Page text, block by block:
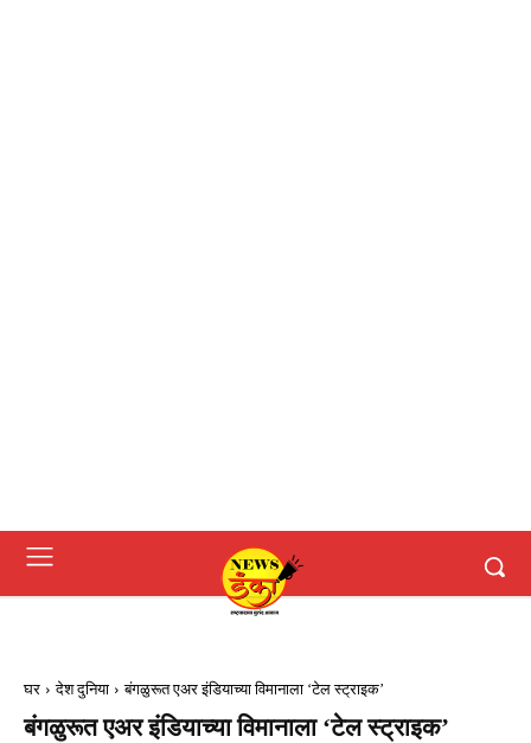
घर देश दुनिया बंगळुरूत एअर इंडियाच्या विमानाला ‘टेल स्ट्राइक’
बंगळुरूत एअर इंडियाच्या विमानाला ‘टेल स्ट्राइक’